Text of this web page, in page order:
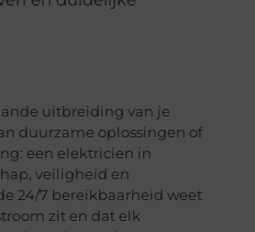
uitbreiding van je
duurzame oplossingen of
een elektricien in
veiligheid en
24/7 bereikbaarheid weet
zit en dat elk